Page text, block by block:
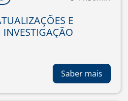
E
Saber mais